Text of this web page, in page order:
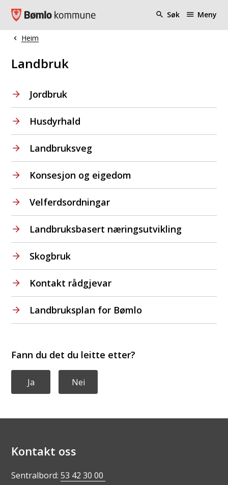
Bømlo kommune Søk Meny
Du er her:
Heim
Landbruk
Jordbruk
Husdyrhald
Landbruksveg
Konsesjon og eigedom
Velferdsordningar
Landbruksbasert næringsutvikling
Skogbruk
Kontakt rådgjevar
Landbruksplan for Bømlo
Fann du det du leitte etter?
Ja Nei
Kontakt oss
Sentralbord:53 42 30 00